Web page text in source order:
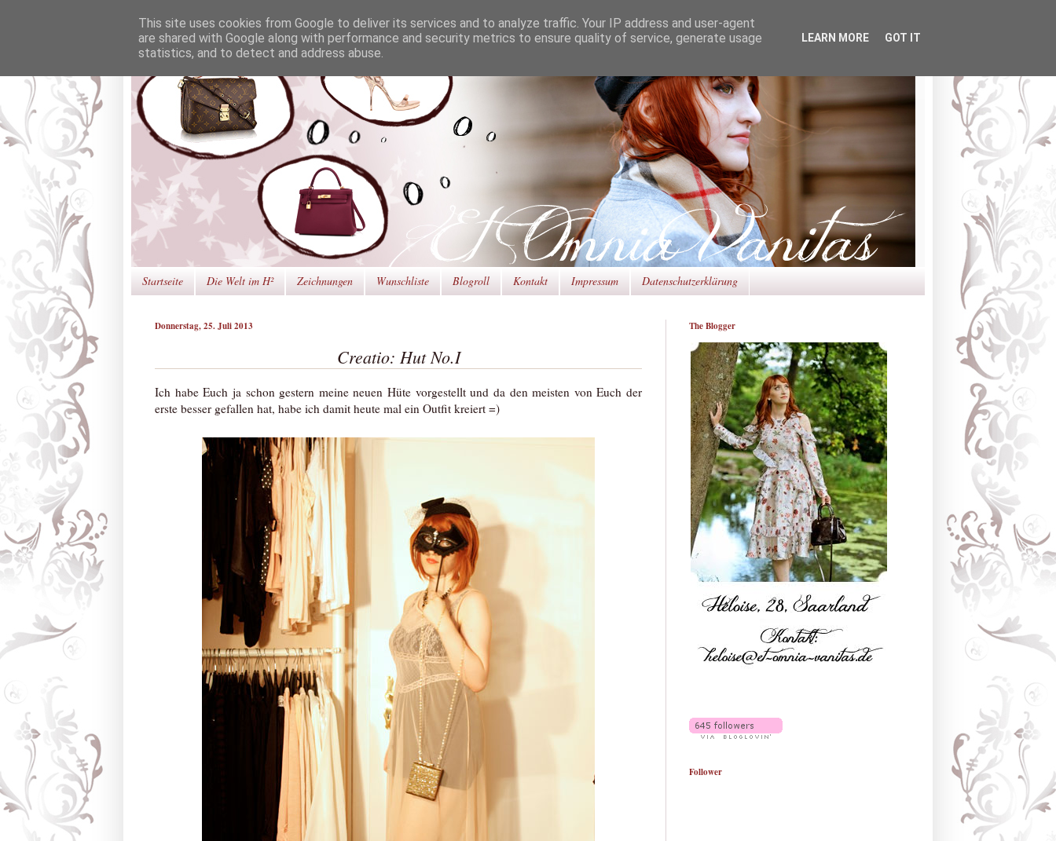
Startseite Die Welt im H² Zeichnungen Wunschliste Blogroll Kontakt Impressum Datenschutzerklärung
Donnerstag, 25. Juli 2013
Creatio: Hut No.I
Ich habe Euch ja schon gestern meine neuen Hüte vorgestellt und da den meisten von Euch der
erste besser gefallen hat, habe ich damit heute mal ein Outfit kreiert =)
The Blogger
Follower
This site uses cookies from Google to deliver its services and to analyze traffic. Your IP address and user-agent
are shared with Google along with performance and security metrics to ensure quality of service, generate usage
statistics, and to detect and address abuse.
LEARN MORE GOT IT